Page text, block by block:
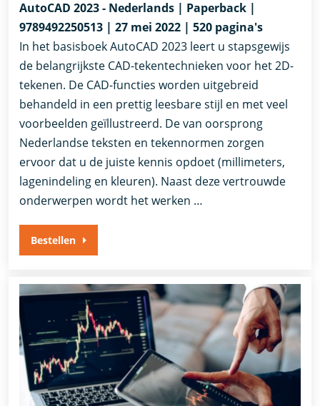
AutoCAD 2023 - Nederlands | Paperback |
9789492250513 | 27 mei 2022 | 520 pagina's
In het basisboek AutoCAD 2023 leert u stapsgewijs
de belangrijkste CAD-tekentechnieken voor het 2D-
tekenen. De CAD-functies worden uitgebreid
behandeld in een prettig leesbare stijl en met veel
voorbeelden geïllustreerd. De van oorsprong
Nederlandse teksten en tekennormen zorgen
ervoor dat u de juiste kennis opdoet (millimeters,
lagenindeling en kleuren). Naast deze vertrouwde
onderwerpen wordt het werken …
Bestellen